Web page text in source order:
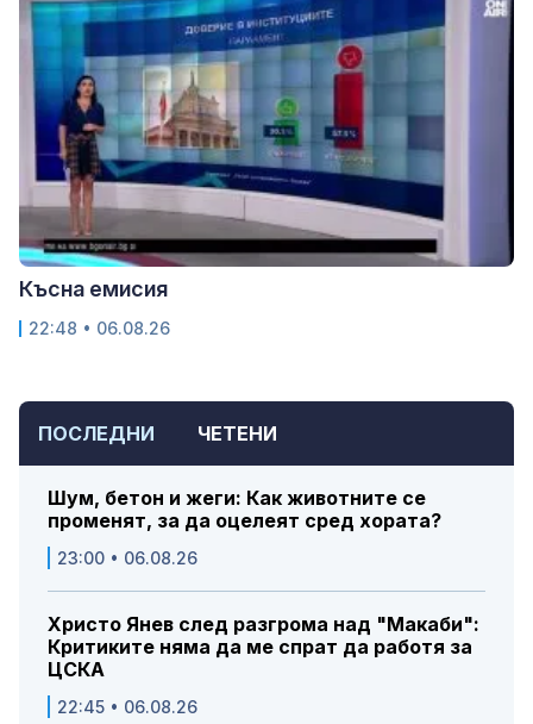
ПОСЛЕДНИ ЧЕТЕНИ
Шум, бетон и жеги: Как животните се
променят, за да оцелеят сред хората?
23:00 • 06.08.26
Христо Янев след разгрома над "Макаби":
Критиките няма да ме спрат да работя за
ЦСКА
22:45 • 06.08.26
Късна емисия
22:48 • 06.08.26